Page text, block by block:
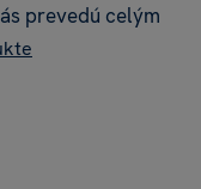
prevedú celým